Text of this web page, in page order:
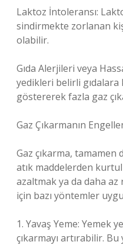
Laktoz İntoleransı:
sindirmekte zorlanan
olabilir.
Gıda Alerjileri veya
yedikleri belirli gıdalara
göstererek fazla gaz
Gaz Çıkarmanın
Gaz çıkarma,
atık maddelerden
azaltmak ya da daha
için bazı yöntemler
1. Yavaş Yeme: Yemek
çıkarmayı artırabilir.